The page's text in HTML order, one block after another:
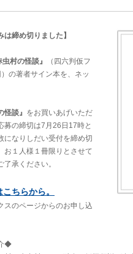
は締め切りました】
虫村の怪談』
（四六判仮フ
の著者サイン本を、ネッ
怪談』 をお買いあげいただ
募の締切は7月26日17時と
になりしだい受付を締め切
お１人様１冊限りとさせて
承ください。
ちらから。
のページからのお申し込
◆